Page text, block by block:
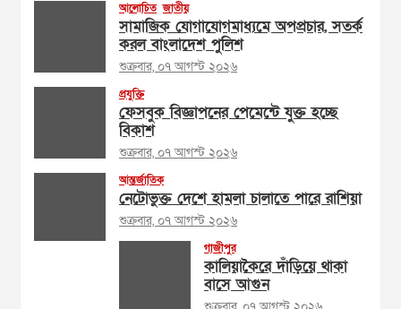
আলোচিত জাতীয়
সামাজিক যোগাযোগমাধ্যমে অপপ্রচার, সতর্ক
করল বাংলাদেশ পুলিশ
শুক্রবার, ০৭ আগস্ট ২০২৬
প্রযুক্তি
ফেসবুক বিজ্ঞাপনের পেমেন্টে যুক্ত হচ্ছে
বিকাশ
শুক্রবার, ০৭ আগস্ট ২০২৬
আন্তর্জাতিক
নেটোভুক্ত দেশে হামলা চালাতে পারে রাশিয়া
শুক্রবার, ০৭ আগস্ট ২০২৬
গাজীপুর
কালিয়াকৈরে দাঁড়িয়ে থাকা
বাসে আগুন